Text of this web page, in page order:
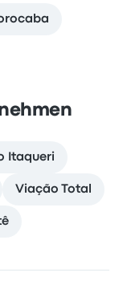
Itaqueri
Viação Total